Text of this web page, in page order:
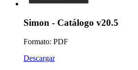
Simon - Catálogo v20.5
Formato: PDF
Descargar